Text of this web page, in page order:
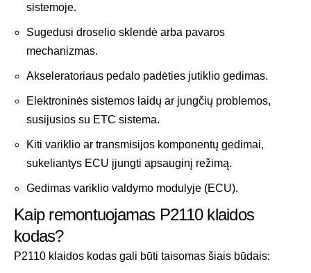
sistemoje.
Sugedusi droselio sklendė arba pavaros
mechanizmas.
Akseleratoriaus pedalo padėties jutiklio gedimas.
Elektroninės sistemos laidų ar jungčių problemos,
susijusios su ETC sistema.
Kiti variklio ar transmisijos komponentų gedimai,
sukeliantys ECU įjungti apsauginį režimą.
Gedimas variklio valdymo modulyje (ECU).
Kaip remontuojamas P2110 klaidos
kodas?
P2110 klaidos kodas gali būti taisomas šiais būdais: